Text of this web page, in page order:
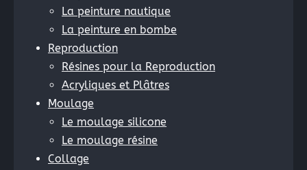
La peinture nautique
La peinture en bombe
Reproduction
Résines pour la Reproduction
Acryliques et Plâtres
Moulage
Le moulage silicone
Le moulage résine
Collage